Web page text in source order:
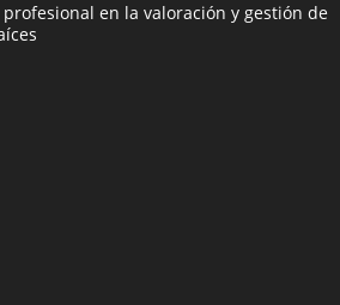
profesional en la valoración y gestión de